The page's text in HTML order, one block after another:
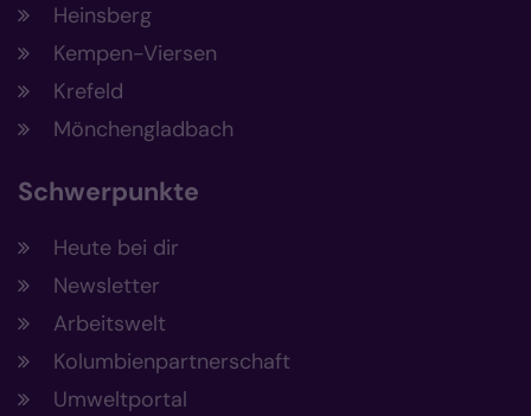
Heinsberg
Kempen-Viersen
Krefeld
Mönchengladbach
Schwerpunkte
Heute bei dir
Newsletter
Arbeitswelt
Kolumbienpartnerschaft
Umweltportal